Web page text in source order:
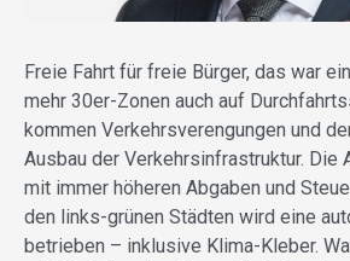
Freie Fahrt für freie Bürger, das war
mehr 30er-Zonen auch auf
kommen Verkehrsverengungen und
Ausbau der Verkehrsinfrastruktur. Die
mit immer höheren Abgaben und
den links-grünen Städten wird eine
betrieben – inklusive Klima-Kleber.